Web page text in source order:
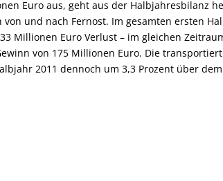
Euro aus, geht aus der Halbjahresbilanz
und nach Fernost. Im gesamten ersten
Millionen Euro Verlust – im gleichen
von 175 Millionen Euro. Die
2011 dennoch um 3,3 Prozent über